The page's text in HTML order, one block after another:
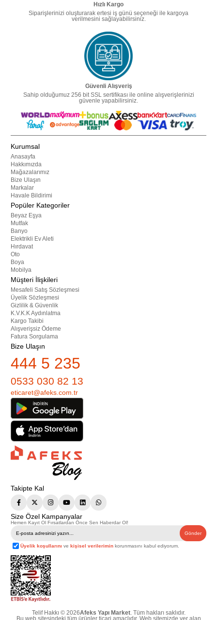
Hızlı Kargo
Siparişlerinizi oluşturarak ertesi iş günü seçeneği ile kargoya
verilmesini sağlayabilirsiniz.
Güvenli Alışveriş
Sahip olduğumuz 256 bit SSL sertifikası ile online alışverişlerinizi
güvenle yapabilirsiniz.
Kurumsal
Anasayfa
Hakkımızda
Mağazalarımız
Bize Ulaşın
Markalar
Havale Bildirimi
Popüler Kategoriler
Beyaz Eşya
Mutfak
Banyo
Elektrikli Ev Aleti
Hırdavat
Oto
Boya
Mobilya
Müşteri İlişkileri
Mesafeli Satış Sözleşmesi
Üyelik Sözleşmesi
Gizlilik & Güvenlik
K.V.K.K Aydınlatma
Kargo Takibi
Alışverişsiz Ödeme
Fatura Sorgulama
Bize Ulaşın
444 5 235
0533 030 82 13
eticaret@afeks.com.tr
Takipte Kal
Size Özel Kampanyalar
Hemen Kayıt Ol Fırsatlardan Önce Sen Haberdar Ol!
Gönder
Üyelik koşullarını vekişisel verilerimin korunmasını kabul ediyorum.
Telif Hakkı © 2026Afeks Yapı Market. Tüm hakları saklıdır.
Bu web sitesindeki tüm ürünler ticari amaçlıdır. Web sitemizde yer alan